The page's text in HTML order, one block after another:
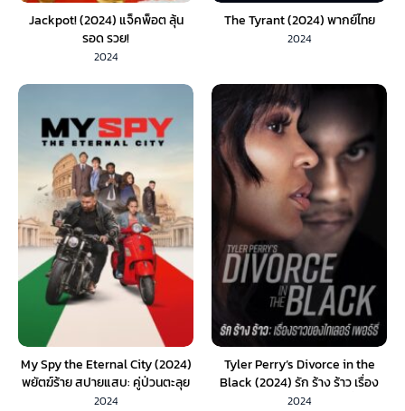
Jackpot! (2024) แจ็คพ็อต ลุ้น
รอด รวย!
2024
The Tyrant (2024) พากย์ไทย
2024
My Spy the Eternal City (2024)
พยัตฆ์ร้าย สปายแสบ: คู่ป่วนตะลุย
เมืองศักดิ์สิทธิ์
2024
Tyler Perry’s Divorce in the
Black (2024) รัก ร้าง ร้าว เรื่อง
ราวของไทเลอร์ เพอร์รี่
2024